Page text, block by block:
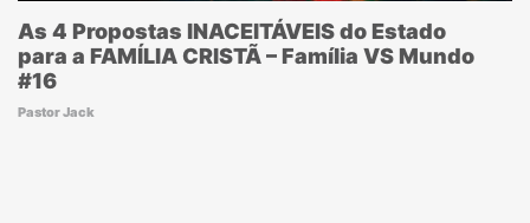
As 4 Propostas INACEITÁVEIS do Estado
para a FAMÍLIA CRISTÃ – Família VS Mundo
#16
Pastor Jack